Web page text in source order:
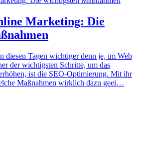
Marketing: Die
diesen Tagen wichtiger denn je, im Web
der wichtigsten Schritte, um das
ist die SEO-Optimierung. Mit ihr
Maßnahmen wirklich dazu geei…